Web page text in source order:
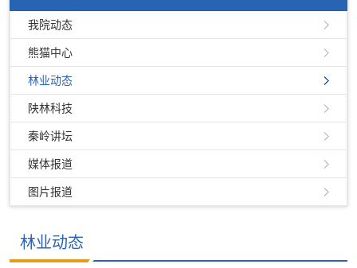
我院动态
熊猫中心
林业动态
陕林科技
秦岭讲坛
媒体报道
图片报道
林业动态